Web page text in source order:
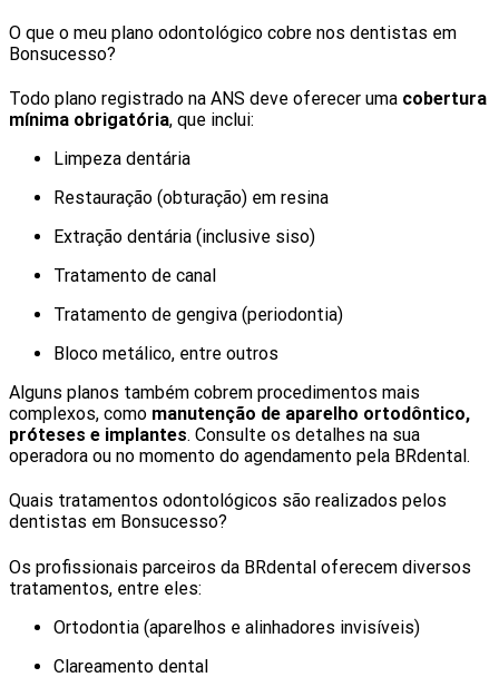
O que o meu plano odontológico cobre nos dentistas em
Bonsucesso?
Todo plano registrado na ANS deve oferecer uma cobertura
mínima obrigatória, que inclui:
Limpeza dentária
Restauração (obturação) em resina
Extração dentária (inclusive siso)
Tratamento de canal
Tratamento de gengiva (periodontia)
Bloco metálico, entre outros
Alguns planos também cobrem procedimentos mais
complexos, como manutenção de aparelho ortodôntico,
próteses e implantes. Consulte os detalhes na sua
operadora ou no momento do agendamento pela BRdental.
Quais tratamentos odontológicos são realizados pelos
dentistas em Bonsucesso?
Os profissionais parceiros da BRdental oferecem diversos
tratamentos, entre eles:
Ortodontia (aparelhos e alinhadores invisíveis)
Clareamento dental